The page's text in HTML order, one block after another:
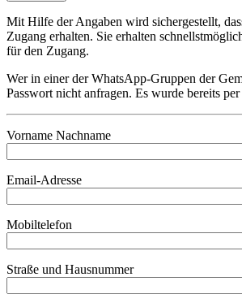
Mit Hilfe der Angaben wird sichergestellt,
Zugang erhalten. Sie erhalten
für den Zugang.
Wer in einer der WhatsApp-Gruppen der
Passwort nicht anfragen. Es wurde bereits
Vorname Nachname
Email-Adresse
Mobiltelefon
Straße und Hausnummer